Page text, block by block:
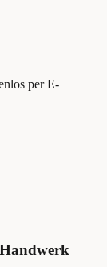
per E-